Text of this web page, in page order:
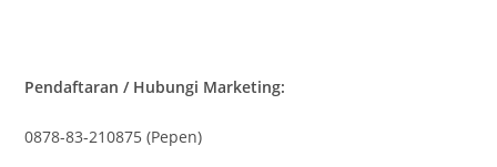
Pendaftaran / Hubungi Marketing:
0878-83-210875 (Pepen)